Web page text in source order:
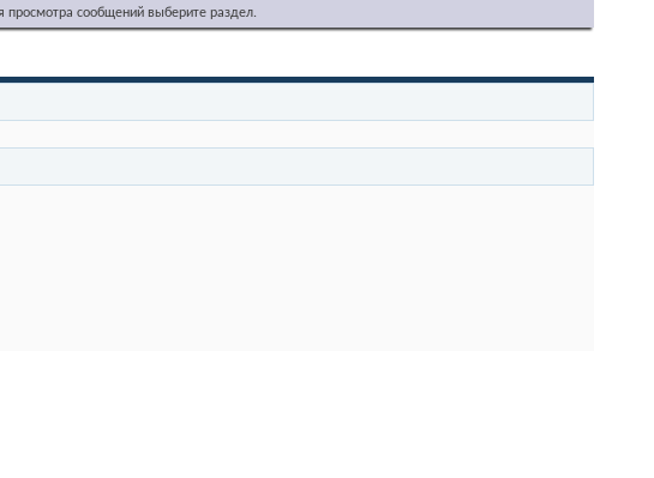
просмотра сообщений выберите раздел.